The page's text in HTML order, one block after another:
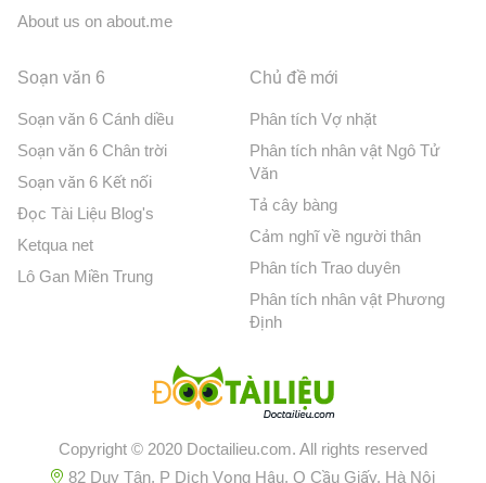
About us on about.me
Soạn văn 6
Soạn văn 6 Cánh diều
Soạn văn 6 Chân trời
Soạn văn 6 Kết nối
Đọc Tài Liệu Blog's
Ketqua net
Lô Gan Miền Trung
Chủ đề mới
Phân tích Vợ nhặt
Phân tích nhân vật Ngô Tử
Văn
Tả cây bàng
Cảm nghĩ về người thân
Phân tích Trao duyên
Phân tích nhân vật Phương
Định
Copyright © 2020 Doctailieu.com. All rights reserved
82 Duy Tân, P Dịch Vọng Hậu, Q Cầu Giấy, Hà Nội